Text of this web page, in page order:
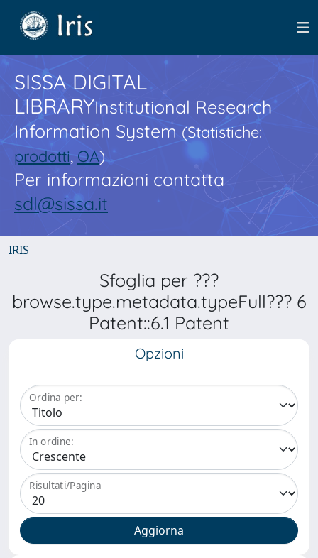
SISSA DIGITAL
LIBRARYInstitutional Research
Information System(Statistiche:
prodotti,OA)
Per informazioni contatta
sdl@sissa.it
IRIS
Sfoglia per ???
browse.type.metadata.typeFull??? 6
Patent::6.1 Patent
Opzioni
Ordina per:
In ordine:
Risultati/Pagina